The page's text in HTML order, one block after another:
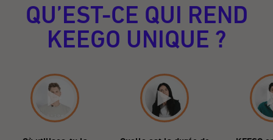
QU’EST-CE QUI REND
KEEGO UNIQUE ?